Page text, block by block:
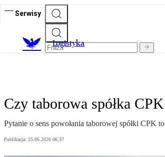
Serwisy
Logistyka
Czy taborowa spółka
Pytanie o sens powołania taborowej spółki CPK
Publikacja: 25.06.2026 06:37